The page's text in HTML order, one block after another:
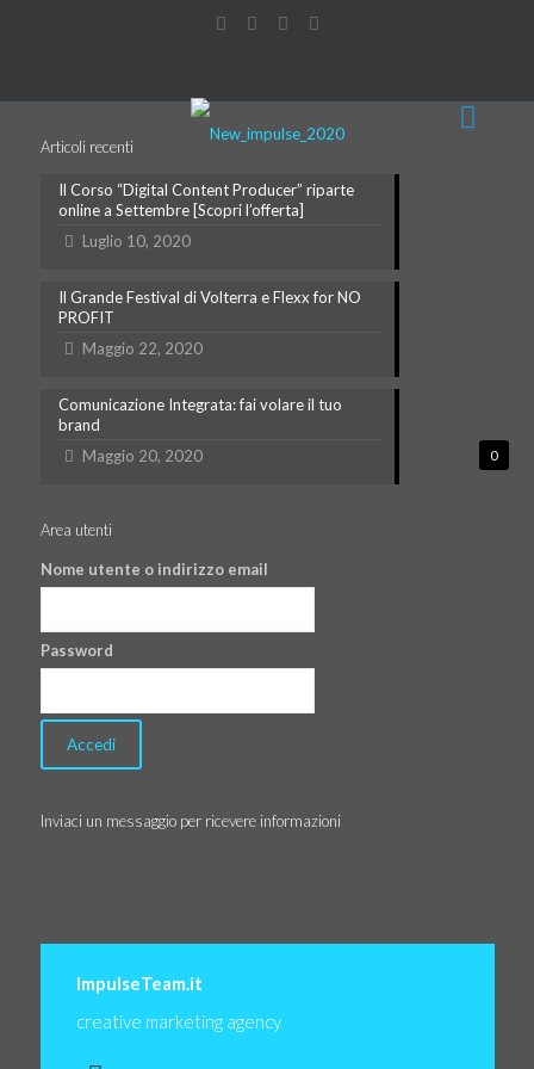
Articoli recenti
Il Corso “Digital Content Producer” riparte
online a Settembre [Scopri l’offerta]
Luglio 10, 2020
Il Grande Festival di Volterra e Flexx for NO
PROFIT
Maggio 22, 2020
0
Comunicazione Integrata: fai volare il tuo
brand
Maggio 20, 2020
Area utenti
Nome utente o indirizzo email
Password
Inviaci un messaggio per ricevere informazioni
ImpulseTeam.it
creative marketing agency